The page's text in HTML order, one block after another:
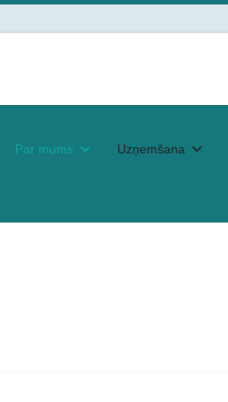
Par mums Uzņemšana